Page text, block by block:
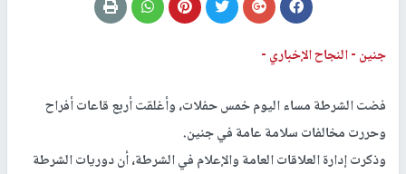
جنين -النجاح الإخباري -
فضت الشرطة مساء اليوم خمس حفلات، وأغلقت أربع قاعات أفراح
وحررت مخالفات سلامة عامة في جنين.
وذكرت إدارة العلاقات العامة والإعلام في الشرطة، أن دوريات الشرطة